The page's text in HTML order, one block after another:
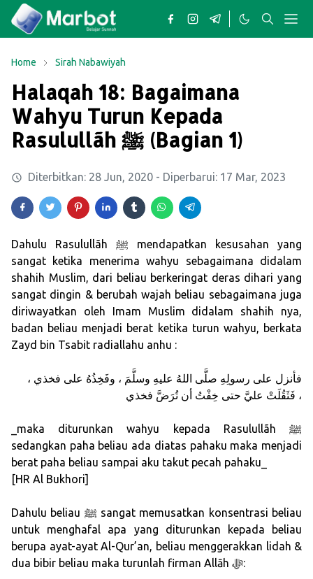
Home Sirah Nabawiyah
Halaqah 18: Bagaimana
Wahyu Turun Kepada
Rasulullãh ﷺ (Bagian 1)
Diterbitkan: 28 Jun, 2020 - Diperbarui: 17 Mar, 2023
Dahulu Rasulullãh ﷺ mendapatkan kesusahan yang
sangat ketika menerima wahyu sebagaimana didalam
shahih Muslim, dari beliau berkeringat deras dihari yang
sangat dingin & berubah wajah beliau sebagaimana juga
diriwayatkan oleh Imam Muslim didalam shahih nya,
badan beliau menjadi berat ketika turun wahyu, berkata
Zayd bin Tsabit radiallahu anhu :
فأنزل على رسولِهِ صلَّى اللهُ عليهِ وسلَّمَ ، وفَخِذُهُ على فخذي ،
فَثَقُلَتْ عليَّ حتى خِفْتُ أن تُرَضَّ فخذي ،
_maka diturunkan wahyu kepada Rasulullãh ﷺ
sedangkan paha beliau ada diatas pahaku maka menjadi
berat paha beliau sampai aku takut pecah pahaku_
[HR Al Bukhori]
Dahulu beliau ﷺ sangat memusatkan konsentrasi beliau
untuk menghafal apa yang diturunkan kepada beliau
berupa ayat-ayat Al-Qur’an, beliau menggerakkan lidah &
dua bibir beliau maka turunlah firman Allāh ﷻ: